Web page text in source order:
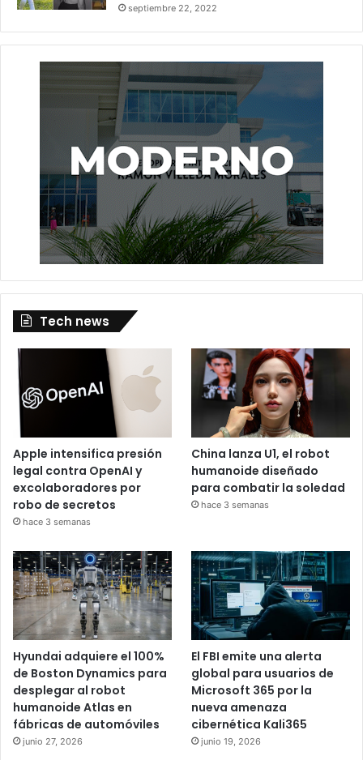
septiembre 22, 2022
Tech news
Apple intensifica presión
legal contra OpenAI y
excolaboradores por
robo de secretos
hace 3 semanas
China lanza U1, el robot
humanoide diseñado
para combatir la soledad
hace 3 semanas
Hyundai adquiere el 100%
de Boston Dynamics para
desplegar al robot
humanoide Atlas en
fábricas de automóviles
junio 27, 2026
El FBI emite una alerta
global para usuarios de
Microsoft 365 por la
nueva amenaza
cibernética Kali365
junio 19, 2026